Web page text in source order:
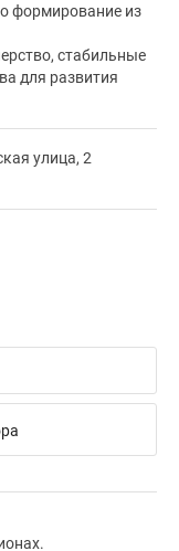
формирование из
стабильные
для развития
улица, 2